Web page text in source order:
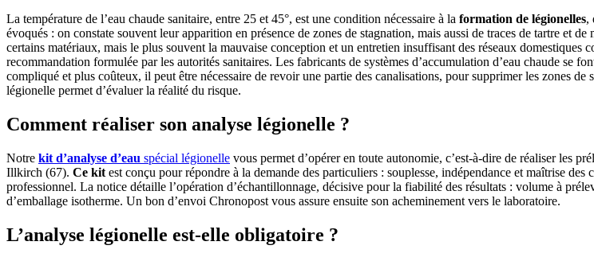
La température de l’eau chaude sanitaire, entre 25 et 45°, est une condition nécessaire à la formation de légionelles,
évoqués : on constate souvent leur apparition en présence de zones de stagnation, mais aussi de traces de tartre et
certains matériaux, mais le plus souvent la mauvaise conception et un entretien insuffisant des réseaux
recommandation formulée par les autorités sanitaires. Les fabricants de systèmes d’accumulation d’eau chaude se
compliqué et plus coûteux, il peut être nécessaire de revoir une partie des canalisations, pour supprimer les zones
légionelle permet d’évaluer la réalité du risque.
Comment réaliser son analyse légionelle ?
Notre kit d’analyse d’eau spécial légionelle vous permet d’opérer en toute autonomie, c’est-à-dire de réaliser les
Illkirch (67). Ce kit est conçu pour répondre à la demande des particuliers : souplesse, indépendance et maîtrise
professionnel. La notice détaille l’opération d’échantillonnage, décisive pour la fiabilité des résultats : volume à
d’emballage isotherme. Un bon d’envoi Chronopost vous assure ensuite son acheminement vers le laboratoire.
L’analyse légionelle est-elle obligatoire ?